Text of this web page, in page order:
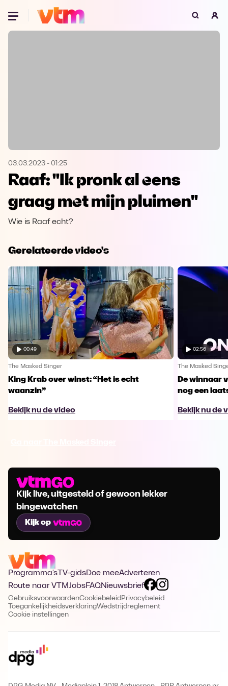
Oeps, browser niet ondersteund
Microsoft Edge Download
Opera Download
03.03.2023 - 01:25
Raaf: "Ik pronk al eens
graag met mijn pluimen"
Wie is Raaf echt?
Gerelateerde video's
00:49
The Masked Singer
King Krab over winst: “Het is echt
waanzin”
Bekijk nu de video
02:56
The Masked
De winnaar
nog een
Bekijk nu de
Kijk live, uitgesteld of gewoon lekker
bingewatchen
Kijk op
Programma's TV-gidsDoe meeAdverteren
Route naar VTMJobsFAQNieuwsbrief
GebruiksvoorwaardenCookiebeleid Privacybeleid
ToegankelijkheidsverklaringWedstrijdreglement
Cookie instellingen